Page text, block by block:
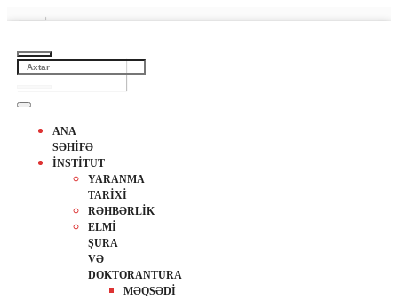
ANA
SƏHİFƏ
İNSTİTUT
YARANMA
TARİXİ
RƏHBƏRLİK
ELMİ
ŞURA
VƏ
DOKTORANTURA
MƏQSƏDİ